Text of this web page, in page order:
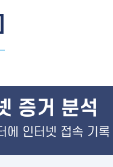
증거 분석
인터넷 접속 기